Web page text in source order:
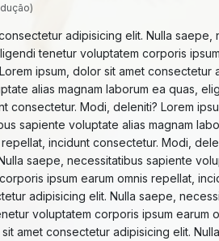
adipisicing elit. Nulla
tenetur voluptatem corporis
ipsum, dolor sit amet consectetur
alias magnam laborum ea quas,
consectetur. Modi, deleniti? Lorem
sapiente voluptate alias magnam
incidunt consectetur. Modi,
saepe, necessitatibus sapiente
ipsum earum omnis repellat,
adipisicing elit. Nulla saepe,
voluptatem corporis ipsum earum
amet consectetur adipisicing elit.